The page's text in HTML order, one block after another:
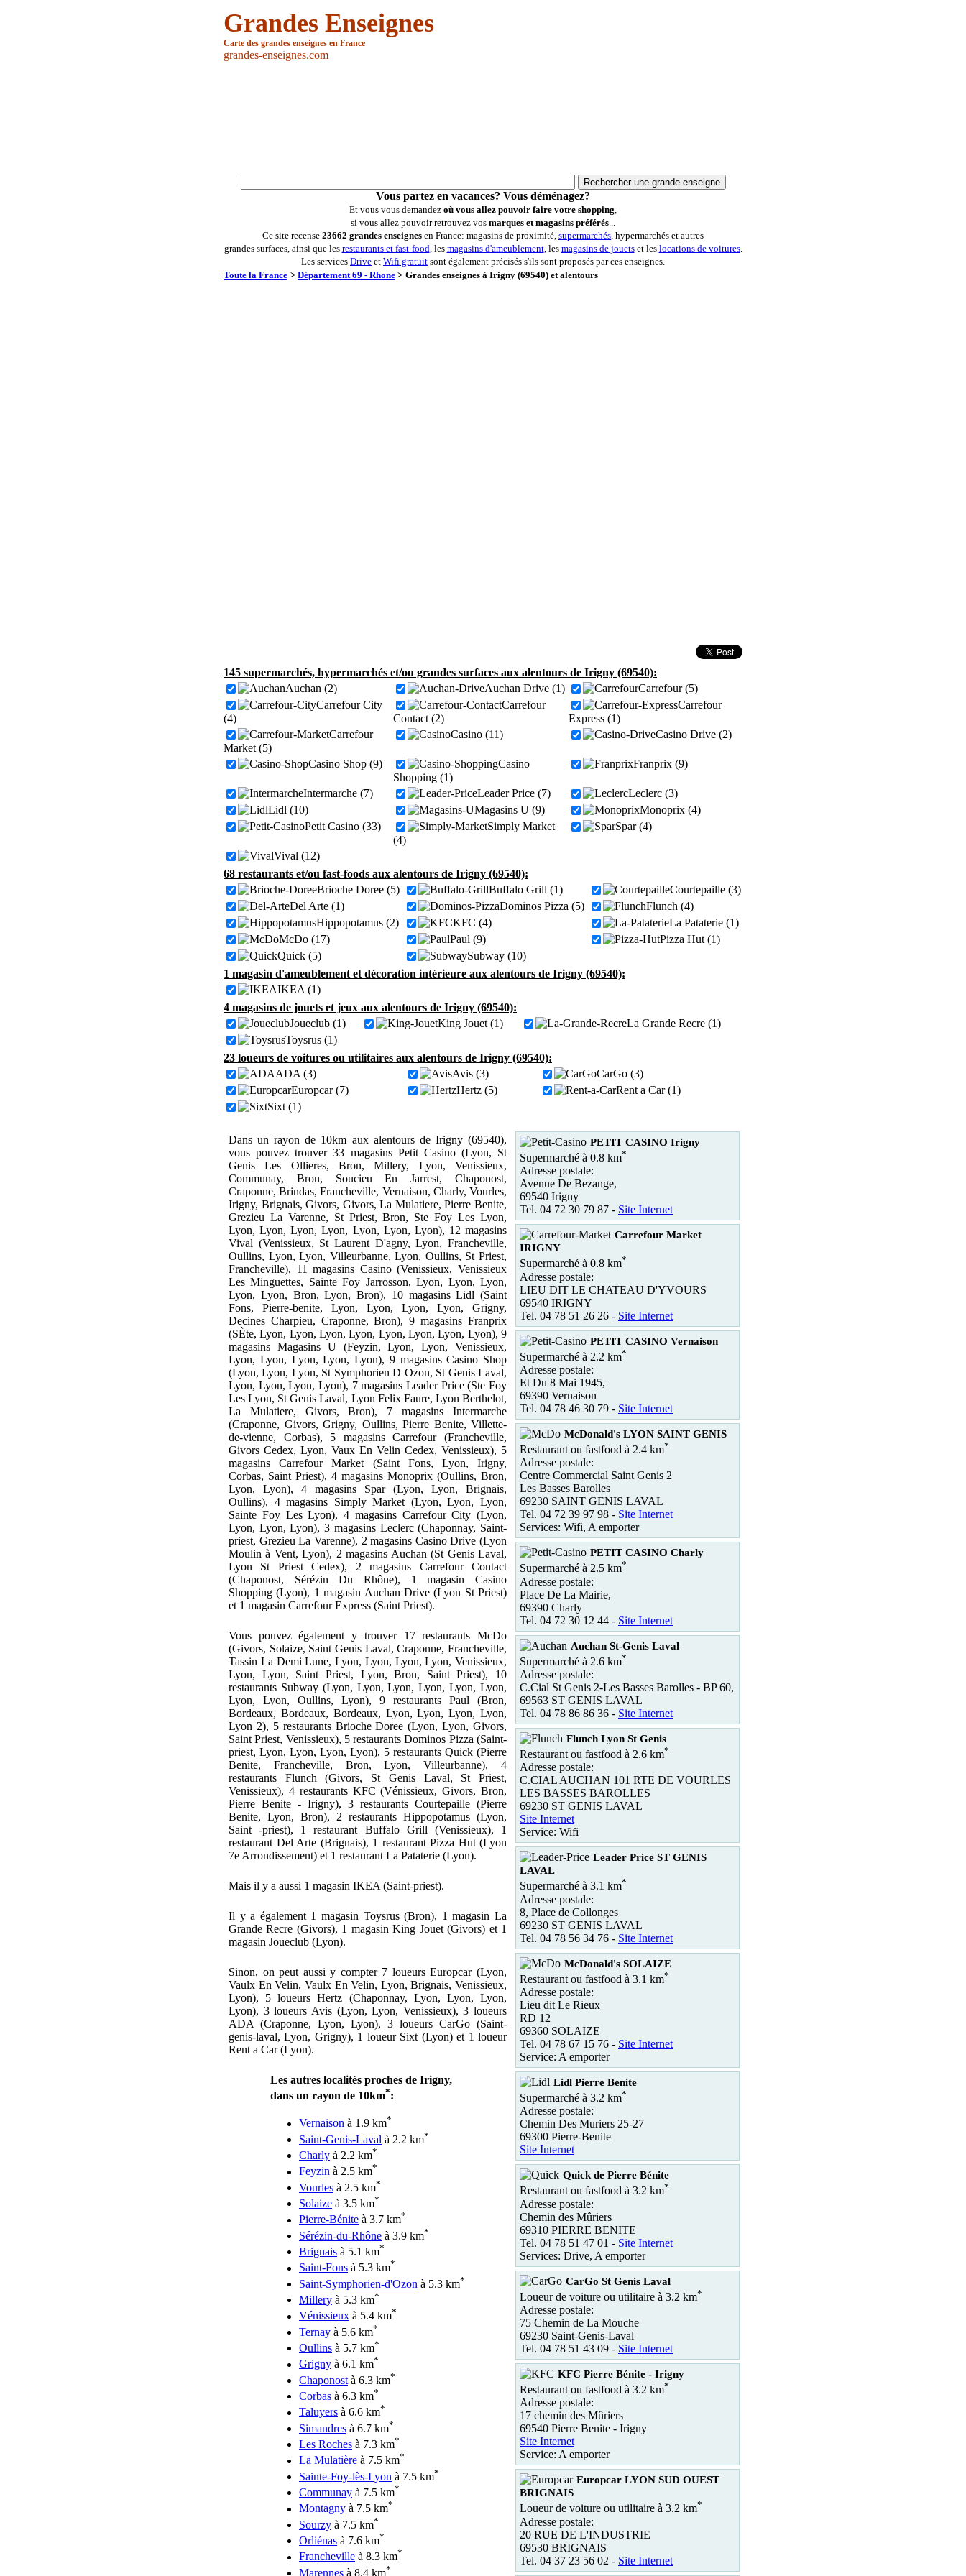
Grandes Enseignes
Carte des grandes enseignes en France
grandes-enseignes.com
Vous partez en vacances? Vous déménagez?
Et vous vous demandez où vous allez pouvoir faire votre shopping,
si vous allez pouvoir retrouvez vos marques et magasins préférés...
Ce site recense 23662 grandes enseignes en France: magasins de proximité, supermarchés, hypermarchés et autres
grandes surfaces, ainsi que les restaurants et fast-food, les magasins d'ameublement, les magasins de jouetset les locations de voitures.
Les services Drive et Wifi gratuit sont également précisés s'ils sont proposés par ces enseignes.
Toute la France > Département 69 - Rhone > Grandes enseignes à Irigny (69540) et alentours
145 supermarchés, hypermarchés et/ou grandes surfaces aux alentours de Irigny (69540):
Auchan (2)
Auchan Drive (1)
Carrefour (5)
Carrefour City
(4)
Carrefour
Contact (2)
Carrefour
Express (1)
Carrefour
Market (5)
Casino (11) Casino Drive (2)
Casino Shop (9)
Casino
Shopping (1)
Franprix (9)
Intermarche (7) Leader Price (7)
Leclerc (3)
Lidl (10)
Magasins U (9)
Monoprix (4)
Petit Casino (33)
Simply Market
(4)
Spar (4)
Vival (12)
68 restaurants et/ou fast-foods aux alentours de Irigny (69540):
Brioche Doree (5)
Buffalo Grill (1)
Courtepaille (3)
Del Arte (1)
Dominos Pizza (5)
Flunch (4)
Hippopotamus (2)
KFC (4)
La Pataterie (1)
McDo (17)
Paul (9)
Pizza Hut (1)
Quick (5)
Subway (10)
1 magasin d'ameublement et décoration intérieure aux alentours de Irigny (69540):
IKEA (1)
4 magasins de jouets et jeux aux alentours de Irigny (69540):
Joueclub (1)
King Jouet (1)
La Grande Recre (1)
Toysrus (1)
23 loueurs de voitures ou utilitaires aux alentours de Irigny (69540):
ADA (3)
Avis (3)
CarGo (3)
Europcar (7)
Hertz (5)
Rent a Car (1)
Sixt (1)
Dans un rayon de 10km aux alentours de Irigny (69540),
vous pouvez trouver 33 magasins Petit Casino (Lyon, St
Genis Les Ollieres, Bron, Millery, Lyon, Venissieux,
Communay, Bron, Soucieu En Jarrest, Chaponost,
Craponne, Brindas, Francheville, Vernaison, Charly, Vourles,
Irigny, Brignais, Givors, Givors, La Mulatiere, Pierre Benite,
Grezieu La Varenne, St Priest, Bron, Ste Foy Les Lyon,
Lyon, Lyon, Lyon, Lyon, Lyon, Lyon, Lyon), 12 magasins
Vival (Venissieux, St Laurent D'agny, Lyon, Francheville,
Oullins, Lyon, Lyon, Villeurbanne, Lyon, Oullins, St Priest,
Francheville), 11 magasins Casino (Venissieux, Venissieux
Les Minguettes, Sainte Foy Jarrosson, Lyon, Lyon, Lyon,
Lyon, Lyon, Bron, Lyon, Bron), 10 magasins Lidl (Saint
Fons, Pierre-benite, Lyon, Lyon, Lyon, Lyon, Grigny,
Decines Charpieu, Craponne, Bron), 9 magasins Franprix
(SÈte, Lyon, Lyon, Lyon, Lyon, Lyon, Lyon, Lyon, Lyon), 9
magasins Magasins U (Feyzin, Lyon, Lyon, Venissieux,
Lyon, Lyon, Lyon, Lyon, Lyon), 9 magasins Casino Shop
(Lyon, Lyon, Lyon, St Symphorien D Ozon, St Genis Laval,
Lyon, Lyon, Lyon, Lyon), 7 magasins Leader Price (Ste Foy
Les Lyon, St Genis Laval, Lyon Felix Faure, Lyon Berthelot,
La Mulatiere, Givors, Bron), 7 magasins Intermarche
(Craponne, Givors, Grigny, Oullins, Pierre Benite, Villette-
de-vienne, Corbas), 5 magasins Carrefour (Francheville,
Givors Cedex, Lyon, Vaux En Velin Cedex, Venissieux), 5
magasins Carrefour Market (Saint Fons, Lyon, Irigny,
Corbas, Saint Priest), 4 magasins Monoprix (Oullins, Bron,
Lyon, Lyon), 4 magasins Spar (Lyon, Lyon, Brignais,
Oullins), 4 magasins Simply Market (Lyon, Lyon, Lyon,
Sainte Foy Les Lyon), 4 magasins Carrefour City (Lyon,
Lyon, Lyon, Lyon), 3 magasins Leclerc (Chaponnay, Saint-
priest, Grezieu La Varenne), 2 magasins Casino Drive (Lyon
Moulin à Vent, Lyon), 2 magasins Auchan (St Genis Laval,
Lyon St Priest Cedex), 2 magasins Carrefour Contact
(Chaponost, Sérézin Du Rhône), 1 magasin Casino
Shopping (Lyon), 1 magasin Auchan Drive (Lyon St Priest)
et 1 magasin Carrefour Express (Saint Priest).
Vous pouvez également y trouver 17 restaurants McDo
(Givors, Solaize, Saint Genis Laval, Craponne, Francheville,
Tassin La Demi Lune, Lyon, Lyon, Lyon, Lyon, Venissieux,
Lyon, Lyon, Saint Priest, Lyon, Bron, Saint Priest), 10
restaurants Subway (Lyon, Lyon, Lyon, Lyon, Lyon, Lyon,
Lyon, Lyon, Oullins, Lyon), 9 restaurants Paul (Bron,
Bordeaux, Bordeaux, Bordeaux, Lyon, Lyon, Lyon, Lyon,
Lyon 2), 5 restaurants Brioche Doree (Lyon, Lyon, Givors,
Saint Priest, Venissieux), 5 restaurants Dominos Pizza (Saint-
priest, Lyon, Lyon, Lyon, Lyon), 5 restaurants Quick (Pierre
Benite, Francheville, Bron, Lyon, Villeurbanne), 4
restaurants Flunch (Givors, St Genis Laval, St Priest,
Venissieux), 4 restaurants KFC (Vénissieux, Givors, Bron,
Pierre Benite - Irigny), 3 restaurants Courtepaille (Pierre
Benite, Lyon, Bron), 2 restaurants Hippopotamus (Lyon,
Saint -priest), 1 restaurant Buffalo Grill (Venissieux), 1
restaurant Del Arte (Brignais), 1 restaurant Pizza Hut (Lyon
7e Arrondissement) et 1 restaurant La Pataterie (Lyon).
Mais il y a aussi 1 magasin IKEA (Saint-priest).
Il y a également 1 magasin Toysrus (Bron), 1 magasin La
Grande Recre (Givors), 1 magasin King Jouet (Givors) et 1
magasin Joueclub (Lyon).
Sinon, on peut aussi y compter 7 loueurs Europcar (Lyon,
Vaulx En Velin, Vaulx En Velin, Lyon, Brignais, Venissieux,
Lyon), 5 loueurs Hertz (Chaponnay, Lyon, Lyon, Lyon,
Lyon), 3 loueurs Avis (Lyon, Lyon, Venissieux), 3 loueurs
ADA (Craponne, Lyon, Lyon), 3 loueurs CarGo (Saint-
genis-laval, Lyon, Grigny), 1 loueur Sixt (Lyon) et 1 loueur
Rent a Car (Lyon).
Les autres localités proches de Irigny,
dans un rayon de 10km*:
Vernaison à 1.9 km*
Saint-Genis-Laval à 2.2 km*
Charly à 2.2 km*
Feyzin à 2.5 km*
Vourles à 2.5 km*
Solaize à 3.5 km*
Pierre-Bénite à 3.7 km*
Sérézin-du-Rhône à 3.9 km*
Brignais à 5.1 km*
Saint-Fons à 5.3 km*
Saint-Symphorien-d'Ozon à 5.3 km*
Millery à 5.3 km*
Vénissieux à 5.4 km*
Ternay à 5.6 km*
Oullins à 5.7 km*
Grigny à 6.1 km*
Chaponost à 6.3 km*
Corbas à 6.3 km*
Taluyers à 6.6 km*
Simandres à 6.7 km*
Les Roches à 7.3 km*
La Mulatière à 7.5 km*
Sainte-Foy-lès-Lyon à 7.5 km*
Communay à 7.5 km*
Montagny à 7.5 km*
Sourzy à 7.5 km*
Orliénas à 7.6 km*
Francheville à 8.3 km*
Marennes à 8.4 km*
PETIT CASINO Irigny
Supermarché à 0.8 km*
Adresse postale:
Avenue De Bezange,
69540 Irigny
Tel. 04 72 30 79 87 - Site Internet
Carrefour Market
IRIGNY
Supermarché à 0.8 km*
Adresse postale:
LIEU DIT LE CHATEAU D'YVOURS
69540 IRIGNY
Tel. 04 78 51 26 26 - Site Internet
PETIT CASINO Vernaison
Supermarché à 2.2 km*
Adresse postale:
Et Du 8 Mai 1945,
69390 Vernaison
Tel. 04 78 46 30 79 - Site Internet
McDonald's LYON SAINT GENIS
Restaurant ou fastfood à 2.4 km*
Adresse postale:
Centre Commercial Saint Genis 2
Les Basses Barolles
69230 SAINT GENIS LAVAL
Tel. 04 72 39 97 98 - Site Internet
Services: Wifi, A emporter
PETIT CASINO Charly
Supermarché à 2.5 km*
Adresse postale:
Place De La Mairie,
69390 Charly
Tel. 04 72 30 12 44 - Site Internet
Auchan St-Genis Laval
Supermarché à 2.6 km*
Adresse postale:
C.Cial St Genis 2-Les Basses Barolles - BP 60,
69563 ST GENIS LAVAL
Tel. 04 78 86 86 36 - Site Internet
Flunch Lyon St Genis
Restaurant ou fastfood à 2.6 km*
Adresse postale:
C.CIAL AUCHAN 101 RTE DE VOURLES
LES BASSES BAROLLES
69230 ST GENIS LAVAL
Site Internet
Service: Wifi
Leader Price ST GENIS
LAVAL
Supermarché à 3.1 km*
Adresse postale:
8, Place de Collonges
69230 ST GENIS LAVAL
Tel. 04 78 56 34 76 - Site Internet
McDonald's SOLAIZE
Restaurant ou fastfood à 3.1 km*
Adresse postale:
Lieu dit Le Rieux
RD 12
69360 SOLAIZE
Tel. 04 78 67 15 76 - Site Internet
Service: A emporter
Lidl Pierre Benite
Supermarché à 3.2 km*
Adresse postale:
Chemin Des Muriers 25-27
69300 Pierre-Benite
Site Internet
Quick de Pierre Bénite
Restaurant ou fastfood à 3.2 km*
Adresse postale:
Chemin des Mûriers
69310 PIERRE BENITE
Tel. 04 78 51 47 01 - Site Internet
Services: Drive, A emporter
CarGo St Genis Laval
Loueur de voiture ou utilitaire à 3.2 km*
Adresse postale:
75 Chemin de La Mouche
69230 Saint-Genis-Laval
Tel. 04 78 51 43 09 - Site Internet
KFC Pierre Bénite - Irigny
Restaurant ou fastfood à 3.2 km*
Adresse postale:
17 chemin des Mûriers
69540 Pierre Benite - Irigny
Site Internet
Service: A emporter
Europcar LYON SUD OUEST
BRIGNAIS
Loueur de voiture ou utilitaire à 3.2 km*
Adresse postale:
20 RUE DE L'INDUSTRIE
69530 BRIGNAIS
Tel. 04 37 23 56 02 - Site Internet